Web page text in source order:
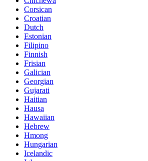
Corsican
Croatian
Dutch
Estonian
Filipino
Finnish
Frisian
Galician
Georgian
Gujarati
Haitian
Hausa
Hawaiian
Hebrew
Hmong
Hungarian
Icelandic